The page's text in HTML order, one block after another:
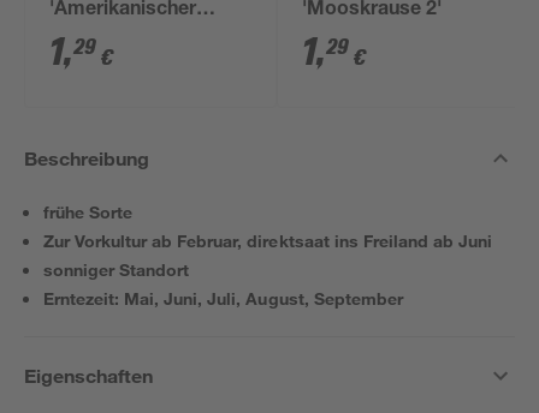
'Amerikanischer
brauner'
1,29 €
'Mooskrause 2'
1,29 €
Beschreibung
frühe Sorte
Zur Vorkultur ab Februar, direktsaat ins Freiland ab Juni
sonniger Standort
Erntezeit: Mai, Juni, Juli, August, September
Eigenschaften